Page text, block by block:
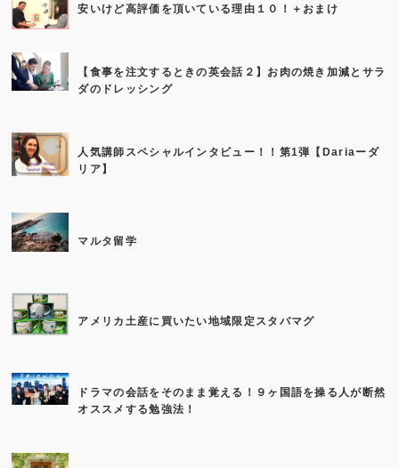
安いけど高評価を頂いている理由１０！＋おまけ
【食事を注文するときの英会話２】お肉の焼き加減とサラ
ダのドレッシング
人気講師スペシャルインタビュー！！第1弾【Dariaーダ
リア】
マルタ留学
アメリカ土産に買いたい地域限定スタバマグ
ドラマの会話をそのまま覚える！９ヶ国語を操る人が断然
オススメする勉強法！